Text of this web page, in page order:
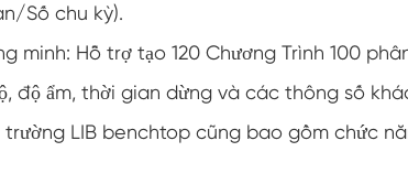
Tủ khí hậu không đổi
Thiết bị kiểm tra nước
lv124 K-12
Số chu kỳ).
minh: Hỗ trợ tạo 120 Chương Trình 100
độ ẩm, thời gian dừng và các thông số
trường LIB benchtop cũng bao gồm chức